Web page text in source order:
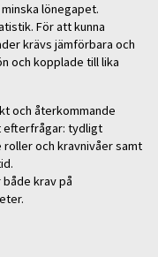
lönegapet.
För att kunna
krävs jämförbara och
och kopplade till lika
och återkommande
efterfrågar: tydligt
och kravnivåer samt
krav på